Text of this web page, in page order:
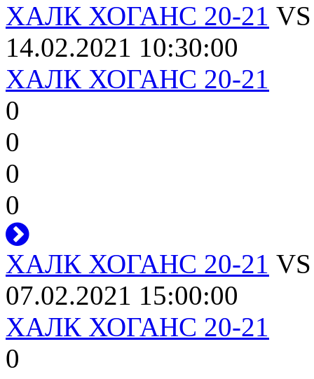
ХАЛК ХОГАНС 20-21
14.02.2021 10:30:00
ХАЛК ХОГАНС 20-21
0
0
0
0
ХАЛК ХОГАНС 20-21
07.02.2021 15:00:00
ХАЛК ХОГАНС 20-21
0